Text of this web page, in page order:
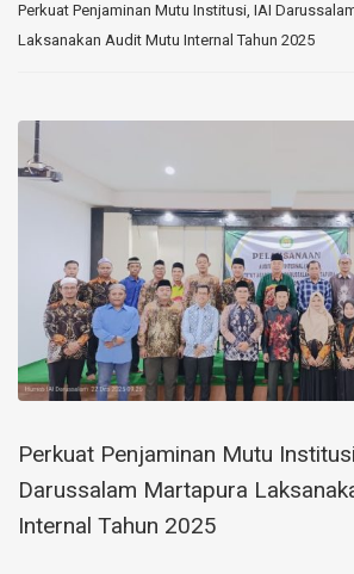
Perkuat Penjaminan Mutu Institusi, IAI
Laksanakan Audit Mutu Internal Tahun 2025
Perkuat Penjaminan Mutu
Darussalam Martapura
Internal Tahun 2025